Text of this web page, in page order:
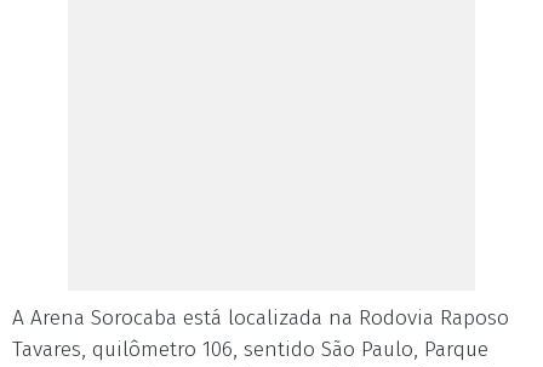
A Arena Sorocaba está localizada na Rodovia Raposo
Tavares, quilômetro 106, sentido São Paulo, Parque